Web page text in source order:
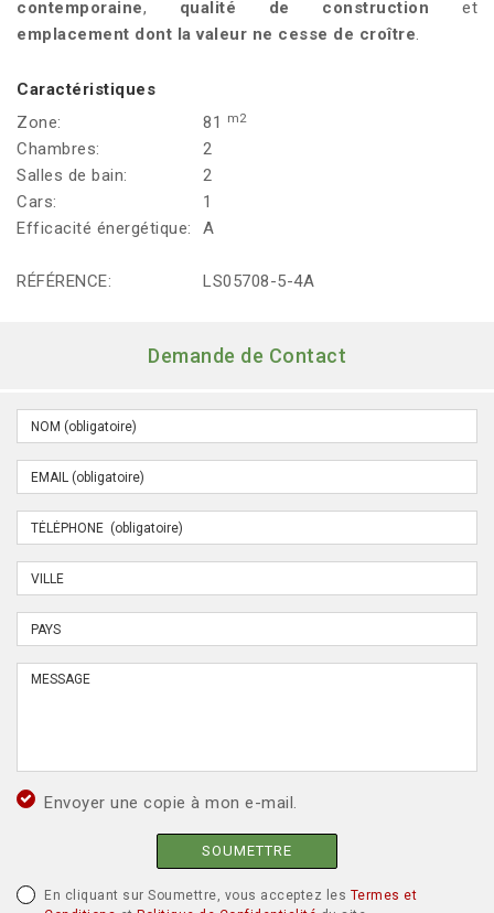
contemporaine, qualité de construction et
emplacement dont la valeur ne cesse de croître.
Caractéristiques
Zone:
81 m2
Chambres:
2
Salles de bain:
2
Cars:
1
Efficacité énergétique:
A
RÉFÉRENCE: LS05708-5-4A
Demande de Contact
Envoyer une copie à mon e-mail.
SOUMETTRE
En cliquant sur Soumettre, vous acceptez les Termes et